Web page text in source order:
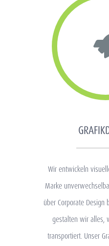
Wir entwickeln
Marke
über Corporate Design
gestalten wir alles,
transportiert. Unser